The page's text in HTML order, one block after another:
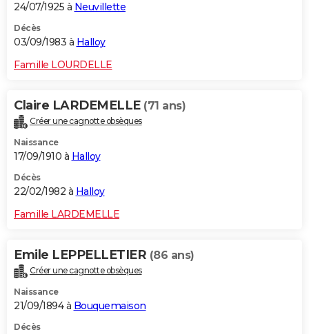
24/07/1925 à Neuvillette
Décès
03/09/1983 à Halloy
Famille LOURDELLE
Claire LARDEMELLE (71 ans)
Créer une cagnotte obsèques
Naissance
17/09/1910 à Halloy
Décès
22/02/1982 à Halloy
Famille LARDEMELLE
Emile LEPPELLETIER (86 ans)
Créer une cagnotte obsèques
Naissance
21/09/1894 à Bouquemaison
Décès